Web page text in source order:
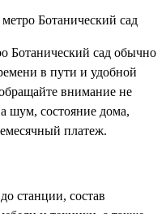
Ботанический сад
Ботанический сад обычно
в пути и удобной
внимание не
шум, состояние дома,
платеж.
станции, состав